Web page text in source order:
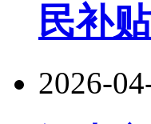
民补
2026-